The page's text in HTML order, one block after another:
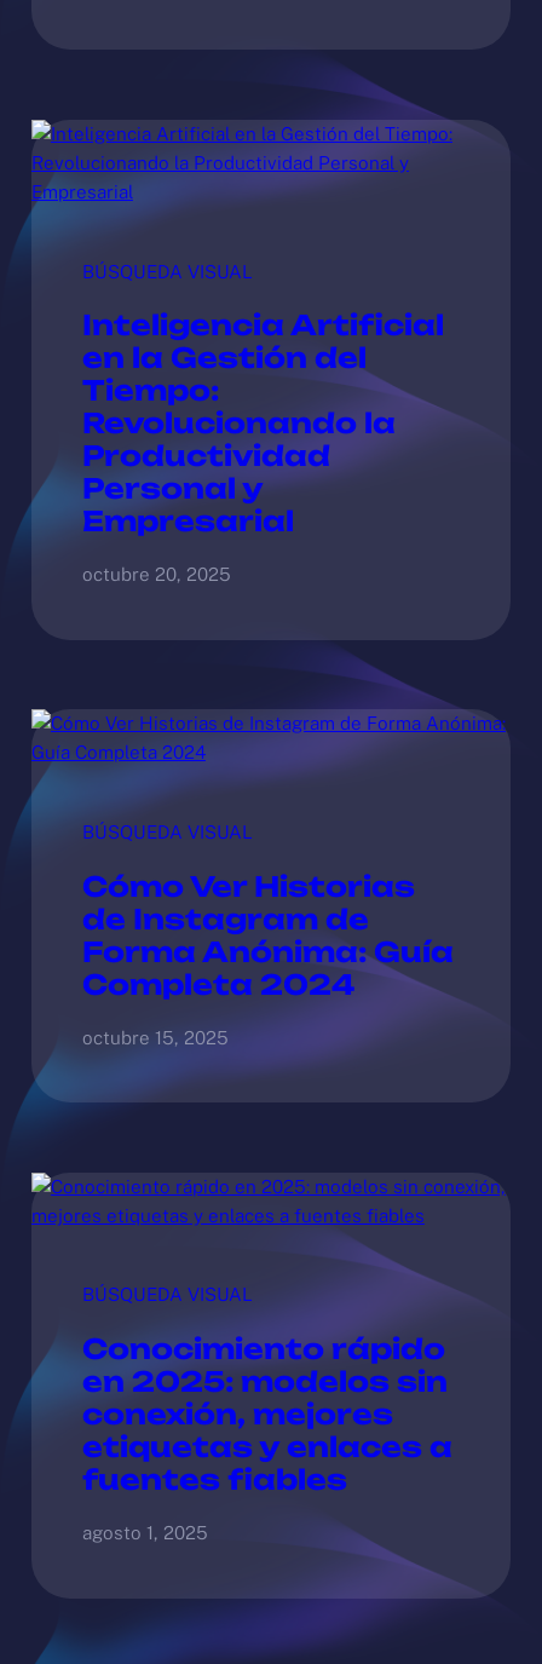
BÚSQUEDA VISUAL
Inteligencia Artificial
en la Gestión del
Tiempo:
Revolucionando la
Productividad
Personal y
Empresarial
octubre 20, 2025
BÚSQUEDA VISUAL
Cómo Ver Historias
de Instagram de
Forma Anónima: Guía
Completa 2024
octubre 15, 2025
BÚSQUEDA VISUAL
Conocimiento rápido
en 2025: modelos sin
conexión, mejores
etiquetas y enlaces a
fuentes fiables
agosto 1, 2025